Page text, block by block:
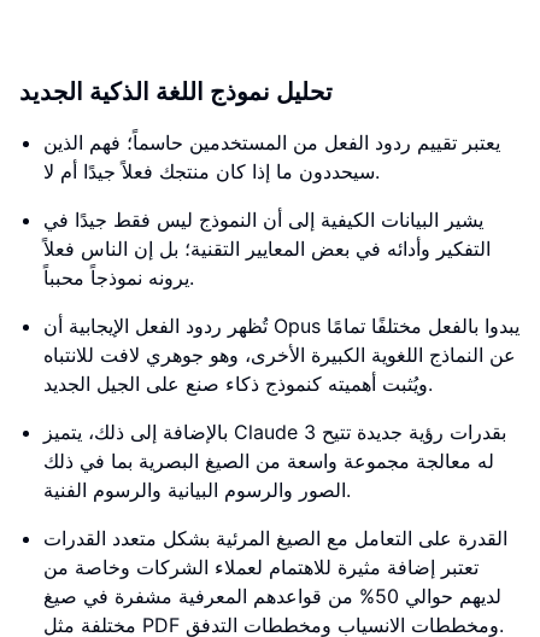
تحليل نموذج اللغة الذكية الجديد
يعتبر تقييم ردود الفعل من المستخدمين حاسماً؛ فهم الذين
سيحددون ما إذا كان منتجك فعلاً جيدًا أم لا.
يشير البيانات الكيفية إلى أن النموذج ليس فقط جيدًا في
التفكير وأدائه في بعض المعايير التقنية؛ بل إن الناس فعلاً
يرونه نموذجاً محبباً.
تُظهر ردود الفعل الإيجابية أن Opus يبدوا بالفعل مختلفًا تمامًا
عن النماذج اللغوية الكبيرة الأخرى، وهو جوهري لافت للانتباه
ويُثبت أهميته كنموذج ذكاء صنع على الجيل الجديد.
بالإضافة إلى ذلك، يتميز Claude 3 بقدرات رؤية جديدة تتيح
له معالجة مجموعة واسعة من الصيغ البصرية بما في ذلك
الصور والرسوم البيانية والرسوم الفنية.
القدرة على التعامل مع الصيغ المرئية بشكل متعدد القدرات
تعتبر إضافة مثيرة للاهتمام لعملاء الشركات وخاصة من
لديهم حوالي 50% من قواعدهم المعرفية مشفرة في صيغ
مختلفة مثل PDF ومخططات الانسياب ومخططات التدفق.